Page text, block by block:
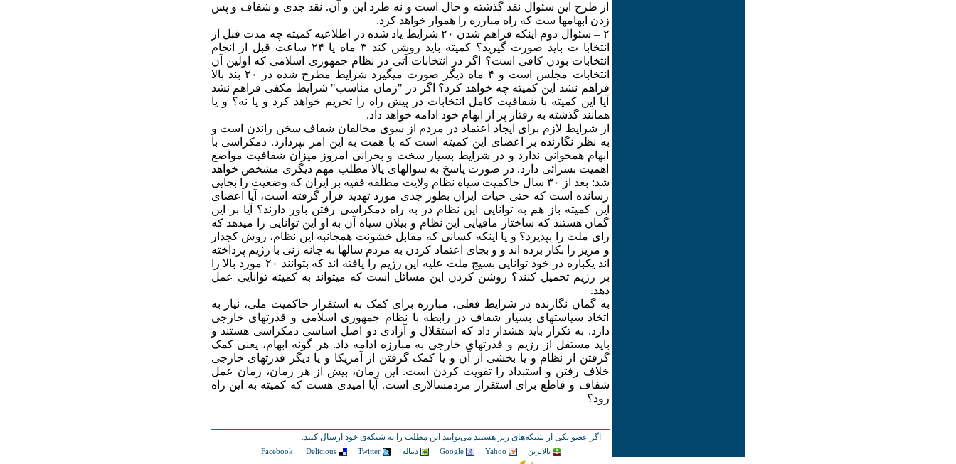
از طرح این سئوال نقد گذشته و حال است و نه طرد این و آن. نقد جدی و شفاف و پس
زدن ابهامها ست که راه مبارزه را هموار خواهد کرد.
۲ – سئوال دوم اینکه فراهم شدن ۲۰ شرایط یاد شده در اطلاعیه کمیته چه مدت قبل از
انتخابا ت باید صورت گیرید؟ کمیته باید روشن کند ٣ ماه یا ۲۴ ساعت قبل از انجام
انتخابات بودن کافی است؟ اگر در انتخابات آتی در نظام جمهوری اسلامی که اولین آن
انتخابات مجلس است و ۴ ماه دیگر صورت میگیرد شرایط مطرح شده در ۲۰ بند بالا
فراهم نشد این کمیته چه خواهد کرد؟ اگر در "زمان مناسب" شرایط مکفی فراهم نشد
آیا این کمیته با شفافیت کامل انتخابات در پیش راه را تحریم خواهد کرد و یا نه؟ و یا
همانند گذشته به رفتار پر از ابهام خود ادامه خواهد داد.
از شرایط لازم برای ایجاد اعتماد در مردم از سوی مخالفان شفاف سخن راندن است و
به نظر نگارنده بر اعضای این کمیته است که با همت به این امر بپردازد. دمکراسی با
ابهام همخوانی ندارد و در شرایط بسیار سخت و بحرانی امروز میزان شفافیت مواضع
اهمیت بسزائی دارد. در صورت پاسخ به سوالهای یالا مطلب مهم دیگری مشخص خواهد
شد: بعد از ٣۰ سال حاکمیت سیاه نظام ولایت مطلقه فقیه بر ایران که وضعیت را بجایی
رسانده است که حتی حیات ایران بطور جدی مورد تهدید قرار گرفته است، آیا اعضای
این کمیته باز هم به توانایی این نظام در به راه دمکراسی رفتن باور دارند؟ آیا بر این
گمان هستند که ساختار مافیایی این نظام و بیلان سیاه آن به او این توانایی را میدهد که
رای ملت را بپذیرد؟ و یا اینکه کسانی که مقابل خشونت همجانبه این نظام، روش کجدار
و مریز را بکار برده اند و و بجای اعتماد کردن به مردم سالها به چانه زنی با رژیم پرداخته
اند یکباره در خود توانایی بسیج ملت علیه این رژیم را یافته اند که بتوانند ۲۰ مورد بالا را
بر رژیم تحمیل کنند؟ روشن کردن این مسائل است که میتواند به کمیته توانایی عمل
دهد.
به گمان نگارنده در شرایط فعلی، مبارزه برای کمک به استقرار حاکمیت ملی، نیاز به
اتخاذ سیاستهای بسیار شفاف در رابطه با نظام جمهوری اسلامی و قدرتهای خارجی
دارد. به تکرار باید هشدار داد که استقلال و آزادی دو اصل اساسی دمکراسی هستند و
باید مستقل از رژیم و قدرتهای خارجی به مبارزه ادامه داد. هر گونه ابهام، یعنی کمک
گرفتن از نظام و یا بخشی از آن و یا کمک گرفتن از آمریکا و یا دیگر قدرتهای خارجی
خلاف رفتن و استبداد را تقویت کردن است. این زمان، بیش از هر زمان، زمان عمل
شفاف و قاطع برای استقرار مردمسالاری است. آیا امیدی هست که کمیته به این راه
رود؟
اگر عضو یکی از شبکه‌های زیر هستید می‌توانید این مطلب را به شبکه‌ی خود ارسال کنید:
Facebook Delicious Twitter Google Yahoo